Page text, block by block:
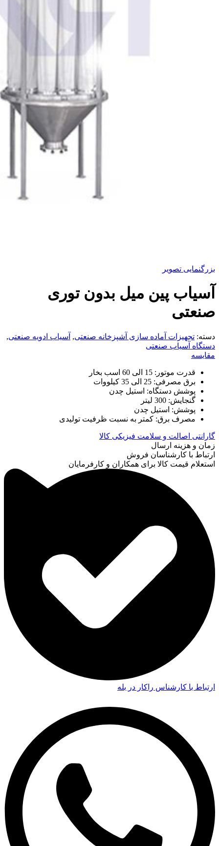
بزرگنمایی تصویر
آسیاب پین میل بدون توری
صنعتی
دسته: تجهیزات آماده سازی آشپزخانه صنعتی, آسیاب ادویه صنعتی,
دستگاه آسیاب صنعتی
مقایسه
قدرت موتور: 15 الی 60 اسب بخار
برق مصرفی: 25 الی 35 کیلووات
پوشش دستگاه: استیل چدن
گنجایش: 300 لیتر
پوشش: استیل چدن
مصرف برق: کمتر به نسبت ظرفیت تولیدی
گارانتی اصالت و سلامت فیزیکی کالا
زمان و هزینه ارسال
ارتباط با کارشناسان فروش
استعلام قیمت کالا برای همکاران و کارفرمایان
ارتباط با کارشناس راکار در بله